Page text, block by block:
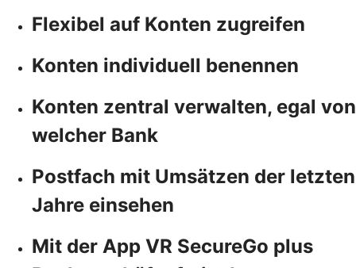
Flexibel auf Konten zugreifen
Konten individuell benennen
Konten zentral verwalten, egal von
welcher Bank
Postfach mit Umsätzen der letzten
Jahre einsehen
Mit der App VR SecureGo plus